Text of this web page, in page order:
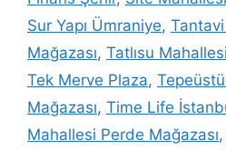
Sur Yapı Ümraniye,
Mağazası, Tatlısu
Tek Merve Plaza,
Mağazası, Time Life
Mahallesi Perde Mağazası,